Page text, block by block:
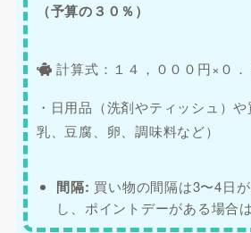
（予算の３０％）
計算式：１４，０００円×０
・日用品（洗剤やティッシュ）
乳、豆腐、卵、調味料など）
間隔: 買い物の間隔は3〜4日
し、ポイントデーがある場合